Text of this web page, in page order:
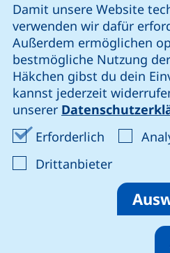
Damit unsere Website
verwenden wir dafür
Außerdem ermöglichen
bestmögliche Nutzung
Häkchen gibst du dein
kannst jederzeit
unserer
Erforderlich
Drittanbieter:
unsere Facebook-Seite
unsere LinkedIn-Seite
unsereunsere
Cookie-Einstellungen
Impressum
Datenschutz
Erklärung zur Barrierefreiheit